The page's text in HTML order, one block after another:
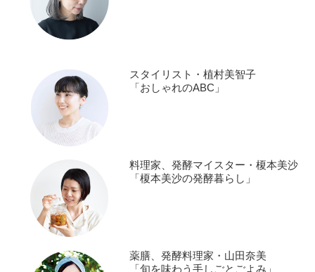
スタイリスト・植村美智子
「おしゃれのABC」
料理家、発酵マイスター・榎本美沙
「榎本美沙の発酵暮らし」
薬膳、発酵料理家・山田奈美
「旬を味わう手しごとごよみ」